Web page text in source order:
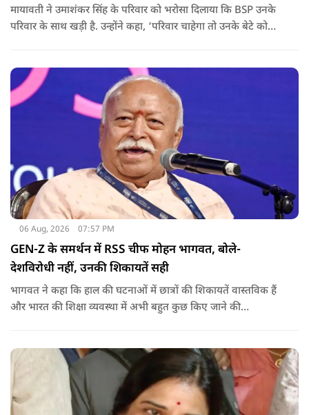
मायावती ने उमाशंकर सिंह के परिवार को भरोसा दिलाया कि BSP उनके
परिवार के साथ खड़ी है. उन्होंने कहा, ‘परिवार चाहेगा तो उनके बेटे को
06 Aug, 2026 07:57 PM
GEN-Z के समर्थन में RSS चीफ मोहन भागवत, बोले-
देशविरोधी नहीं, उनकी शिकायतें सही
भागवत ने कहा कि हाल की घटनाओं में छात्रों की शिकायतें वास्तविक हैं
और भारत की शिक्षा व्यवस्था में अभी बहुत कुछ किए जाने की